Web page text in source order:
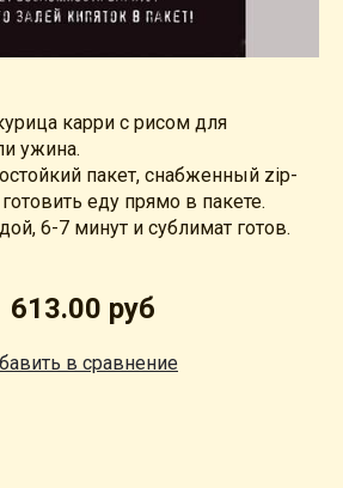
карри с рисом для
ужина.
пакет, снабженный zip-
еду прямо в пакете.
6-7 минут и сублимат готов.
613.00 руб
в сравнение